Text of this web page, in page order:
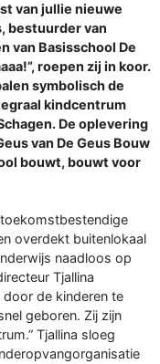
van jullie nieuwe
bestuurder van
van Basisschool De
roepen zij in koor.
symbolisch de
kindcentrum
De oplevering
van De Geus Bouw
bouwt, bouwt voor
overdekt buitenlokaal
naadloos op
Tjallina
door de kinderen te
geboren. Zij zijn
Tjallina sloeg